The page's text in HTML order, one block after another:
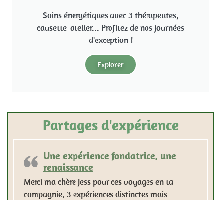
Soins énergétiques avec 3 thérapeutes,
causette-atelier... Profitez de nos journées
d'exception !
Explorer
Partages d'expérience
Une expérience fondatrice, une
renaissance
Merci ma chère Jess pour ces voyages en ta
compagnie. 3 expériences distinctes mais